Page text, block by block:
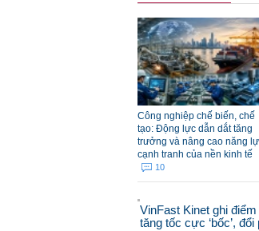
Công nghiệp chế biến, chế
tạo: Động lực dẫn dắt tăng
trưởng và nâng cao năng
cạnh tranh của nền kinh tế
10
VinFast Kinet ghi
tăng tốc cực ‘bốc’,